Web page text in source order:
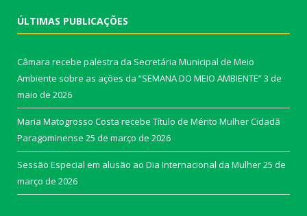
ÚLTIMAS PUBLICAÇÕES
Câmara recebe palestra da Secretária Municipal de Meio
Ambiente sobre as ações da “SEMANA DO MEIO AMBIENTE”3 de
maio de 2026
Maria Matogrosso Costa recebe Título de Mérito Mulher Cidadã
Paragominense 25 de março de 2026
Sessão Especial em alusão ao Dia Internacional da Mulher25 de
março de 2026